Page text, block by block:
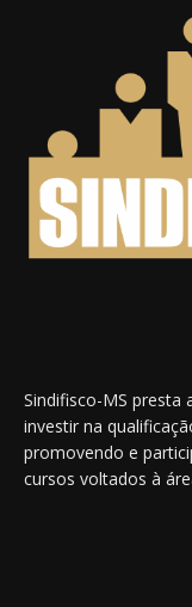
Sindifisco-MS presta
investir na
promovendo e
cursos voltados à